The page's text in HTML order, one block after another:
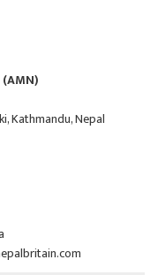
(AMN)
Kathmandu, Nepal